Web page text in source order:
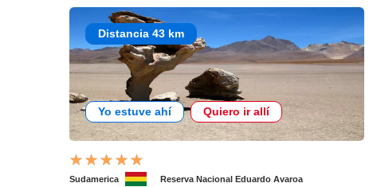
Distancia 43 km
Yo estuve ahí Quiero ir allí
Sudamerica Reserva Nacional Eduardo Avaroa